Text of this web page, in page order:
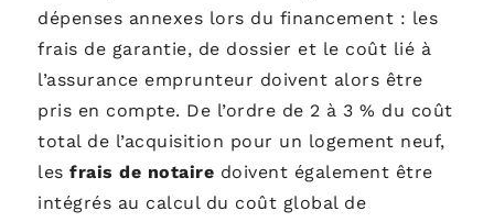
dépenses annexes lors du financement : les
frais de garantie, de dossier et le coût lié à
l’assurance emprunteur doivent alors être
pris en compte. De l’ordre de 2 à 3 % du coût
total de l’acquisition pour un logement neuf,
les frais de notaire doivent également être
intégrés au calcul du coût global de